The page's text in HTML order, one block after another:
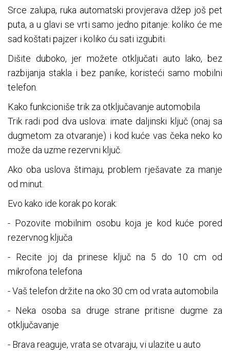
Srce zalupa, ruka automatski provjerava džep još pet
puta, a u glavi se vrti samo jedno pitanje: koliko će me
sad koštati pajzer i koliko ću sati izgubiti.
Dišite duboko, jer možete otključati auto lako, bez
razbijanja stakla i bez panike, koristeći samo mobilni
telefon.
Kako funkcioniše trik za otključavanje automobila
Trik radi pod dva uslova: imate daljinski ključ (onaj sa
dugmetom za otvaranje) i kod kuće vas čeka neko ko
može da uzme rezervni ključ.
Ako oba uslova štimaju, problem rješavate za manje
od minut.
Evo kako ide korak po korak:
- Pozovite mobilnim osobu koja je kod kuće pored
rezervnog ključa
- Recite joj da prinese ključ na 5 do 10 cm od
mikrofona telefona
- Vaš telefon držite na oko 30 cm od vrata automobila
- Neka osoba sa druge strane pritisne dugme za
otključavanje
- Brava reaguje, vrata se otvaraju, vi ulazite u auto